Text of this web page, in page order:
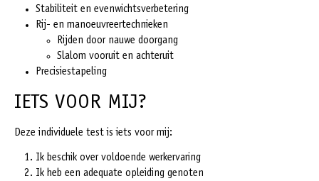
Stabiliteit en evenwichtsverbetering
Rij- en manoeuvreertechnieken
Rijden door nauwe doorgang
Slalom vooruit en achteruit
Precisiestapeling
IETS VOOR MIJ?
Deze individuele test is iets voor mij:
Ik beschik over voldoende werkervaring
Ik heb een adequate opleiding genoten